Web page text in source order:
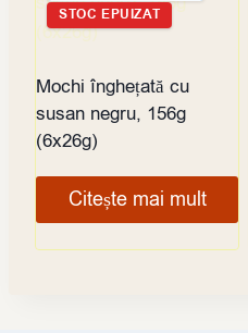
STOC EPUIZAT
Mochi înghețată cu
susan negru, 156g
(6x26g)
Citește mai mult